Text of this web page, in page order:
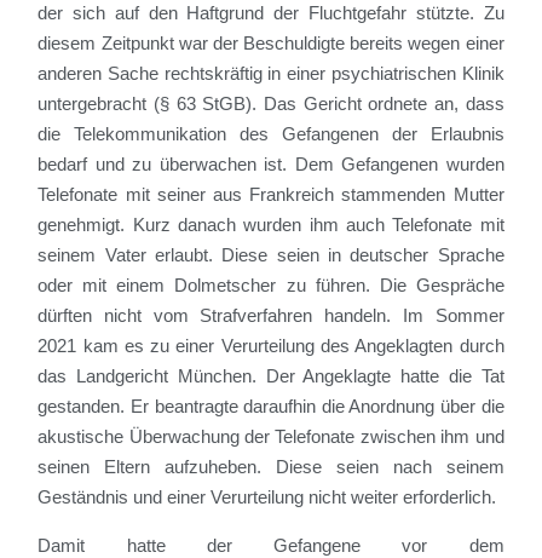
der sich auf den Haftgrund der Fluchtgefahr stützte. Zu
diesem Zeitpunkt war der Beschuldigte bereits wegen einer
anderen Sache rechtskräftig in einer psychiatrischen Klinik
untergebracht (§ 63 StGB). Das Gericht ordnete an, dass
die Telekommunikation des Gefangenen der Erlaubnis
bedarf und zu überwachen ist. Dem Gefangenen wurden
Telefonate mit seiner aus Frankreich stammenden Mutter
genehmigt. Kurz danach wurden ihm auch Telefonate mit
seinem Vater erlaubt. Diese seien in deutscher Sprache
oder mit einem Dolmetscher zu führen. Die Gespräche
dürften nicht vom Strafverfahren handeln. Im Sommer
2021 kam es zu einer Verurteilung des Angeklagten durch
das Landgericht München. Der Angeklagte hatte die Tat
gestanden. Er beantragte daraufhin die Anordnung über die
akustische Überwachung der Telefonate zwischen ihm und
seinen Eltern aufzuheben. Diese seien nach seinem
Geständnis und einer Verurteilung nicht weiter erforderlich.
Damit hatte der Gefangene vor dem